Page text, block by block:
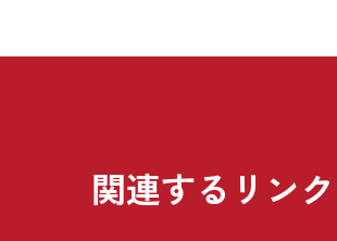
関連するリンク